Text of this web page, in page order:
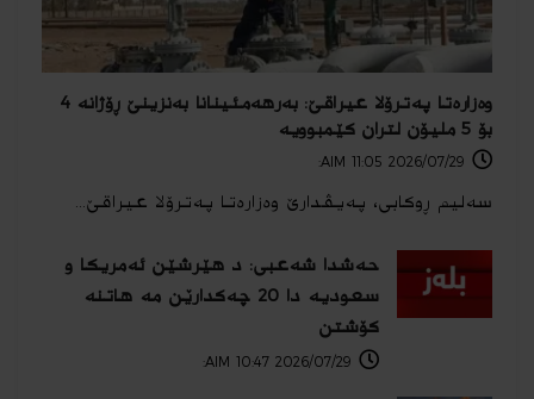
وه‌زاره‌تا په‌ترۆلا عیراقێ: به‌رهه‌مئینانا به‌نزینێ ڕۆژانه 4
بۆ 5 ملیۆن لتران كێمبوویه‌
سەلیم ڕوکابی، په‌یڤدارێ وه‌زاره‌تا په‌ترۆلا عیراقێ...
حەشدا شەعبی: د هێرشێن ئەمریكا و
سعودیە دا 20 چەكدارێن مە هاتنە
كۆشتن